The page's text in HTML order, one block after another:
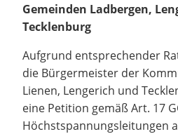
Gemeinden Ladbergen,
Tecklenburg
Aufgrund entsprechender
die Bürgermeister der
Lienen, Lengerich und
eine Petition gemäß Art. 17
Höchstspannungsleitungen